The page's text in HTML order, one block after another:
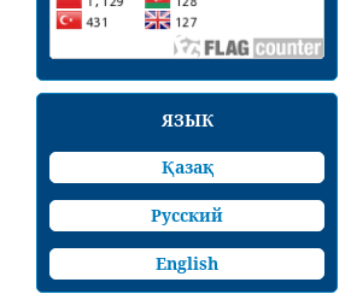
ЯЗЫК
Қазақ
Русский
English